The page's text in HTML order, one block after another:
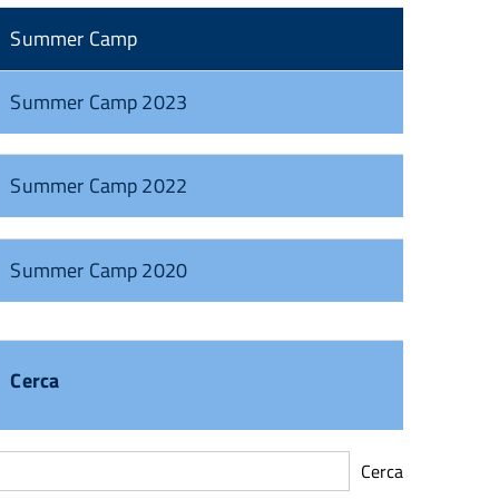
Summer Camp
Summer Camp 2023
Summer Camp 2022
Summer Camp 2020
Cerca
Cerca